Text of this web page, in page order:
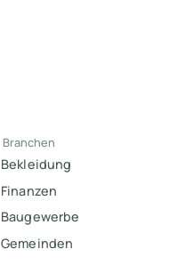
Branchen
Bekleidung
Finanzen
Baugewerbe
Gemeinden